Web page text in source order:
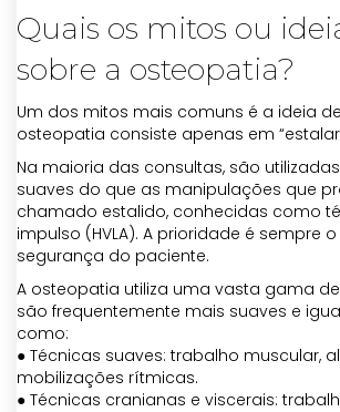
Quais os mitos ou
sobre a osteopatia?
Um dos mitos mais comuns é a ideia
osteopatia consiste apenas em “estalar
Na maioria das consultas, são
suaves do que as manipulações que
chamado estalido, conhecidas como
impulso (HVLA). A prioridade é sempre
segurança do paciente.
A osteopatia utiliza uma vasta gama
são frequentemente mais suaves e
como:
● Técnicas suaves: trabalho muscular,
mobilizações rítmicas.
● Técnicas cranianas e viscerais: